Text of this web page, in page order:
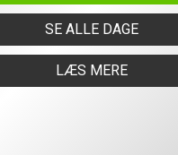
SE ALLE DAGE
LÆS MERE